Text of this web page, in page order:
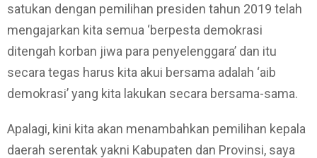
satukan dengan pemilihan presiden tahun 2019 telah
mengajarkan kita semua ‘berpesta demokrasi
ditengah korban jiwa para penyelenggara’ dan itu
secara tegas harus kita akui bersama adalah ‘aib
demokrasi’ yang kita lakukan secara bersama-sama.
Apalagi, kini kita akan menambahkan pemilihan kepala
daerah serentak yakni Kabupaten dan Provinsi, saya